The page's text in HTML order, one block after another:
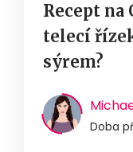
Recept na
telecí
sýrem?
Doba